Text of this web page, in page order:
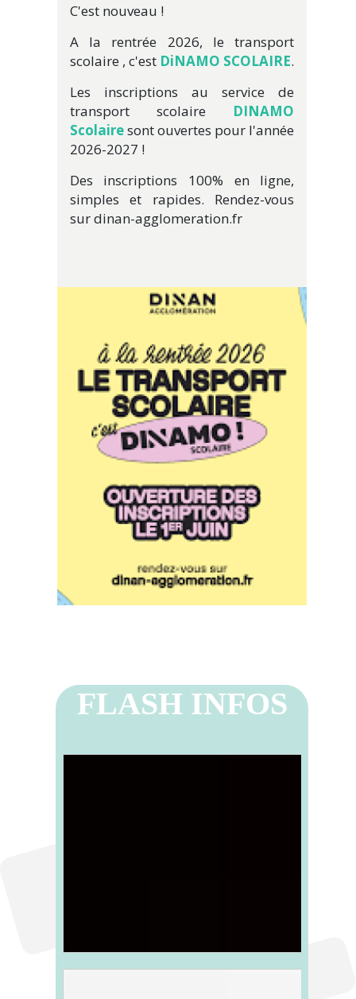
C'est nouveau !
A la rentrée 2026, le transport
scolaire , c'est DiNAMO SCOLAIRE.
Les inscriptions au service de
transport scolaire DINAMO
Scolairesont ouvertes pour l'année
2026-2027 !
Des inscriptions 100% en ligne,
simples et rapides. Rendez-vous
sur dinan-agglomeration.fr
FLASH INFOS